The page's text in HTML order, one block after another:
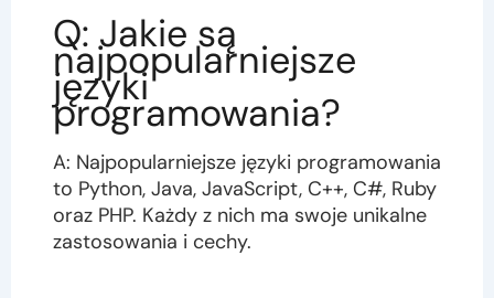
Q: Jakie są
najpopularniejsze
języki
programowania?
A: Najpopularniejsze języki programowania
to Python, Java, JavaScript, C++, C#, Ruby
oraz PHP. Każdy z nich ma swoje unikalne
zastosowania i cechy.